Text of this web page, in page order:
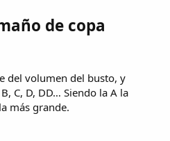
de copa
del volumen del busto, y
C, D, DD… Siendo la A la
más grande.